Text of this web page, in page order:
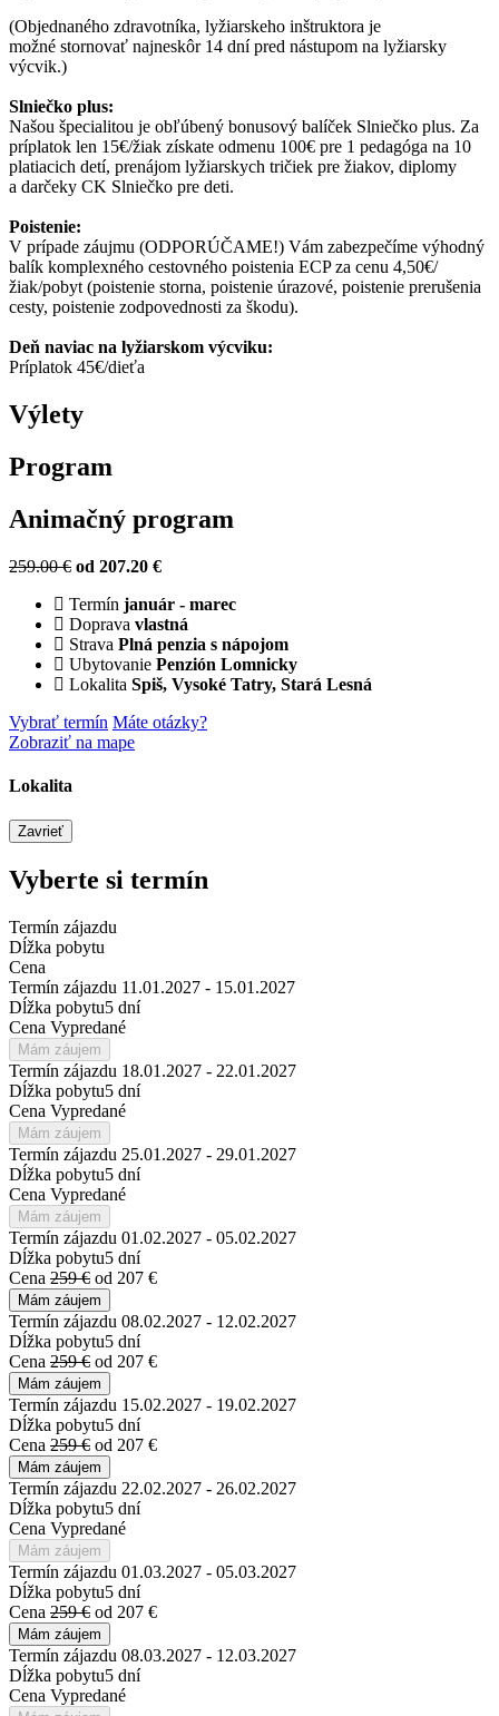
(Objednaného zdravotníka, lyžiarskeho inštruktora je
možné stornovať najneskôr 14 dní pred nástupom na lyžiarsky
výcvik.)
Slniečko plus:
Našou špecialitou je obľúbený bonusový balíček Slniečko plus. Za
príplatok len 15€/žiak získate odmenu 100€ pre 1 pedagóga na 10
platiacich detí, prenájom lyžiarskych tričiek pre žiakov, diplomy
a darčeky CK Slniečko pre deti.
Poistenie:
V prípade záujmu (ODPORÚČAME!) Vám zabezpečíme výhodný
balík komplexného cestovného poistenia ECP za cenu 4,50€/
žiak/pobyt (poistenie storna, poistenie úrazové, poistenie prerušenia
cesty, poistenie zodpovednosti za škodu).
Deň naviac na lyžiarskom výcviku:
Príplatok 45€/dieťa
Výlety
Program
Animačný program
259.00 € od 207.20 €
Termín január - marec
Doprava vlastná
Strava Plná penzia s nápojom
Ubytovanie Penzión Lomnicky
Lokalita Spiš, Vysoké Tatry, Stará Lesná
Vybrať termín Máte otázky?
Zobraziť na mape
Lokalita
Zavrieť
+
Vyberte si termín
Termín zájazdu
Dĺžka pobytu
Cena
Termín zájazdu 11.01.2027 - 15.01.2027
Dĺžka pobytu5 dní
Cena Vypredané
Mám záujem
Termín zájazdu 18.01.2027 - 22.01.2027
Dĺžka pobytu5 dní
Cena Vypredané
Mám záujem
Termín zájazdu 25.01.2027 - 29.01.2027
Dĺžka pobytu5 dní
Cena Vypredané
Mám záujem
Termín zájazdu 01.02.2027 - 05.02.2027
Dĺžka pobytu5 dní
Cena 259 € od 207 €
Mám záujem
Termín zájazdu 08.02.2027 - 12.02.2027
Dĺžka pobytu5 dní
Cena 259 € od 207 €
Mám záujem
Termín zájazdu 15.02.2027 - 19.02.2027
Dĺžka pobytu5 dní
Cena 259 € od 207 €
Mám záujem
Termín zájazdu 22.02.2027 - 26.02.2027
Dĺžka pobytu5 dní
Cena Vypredané
Mám záujem
Termín zájazdu 01.03.2027 - 05.03.2027
Dĺžka pobytu5 dní
Cena 259 € od 207 €
Mám záujem
Termín zájazdu 08.03.2027 - 12.03.2027
Dĺžka pobytu5 dní
Cena Vypredané